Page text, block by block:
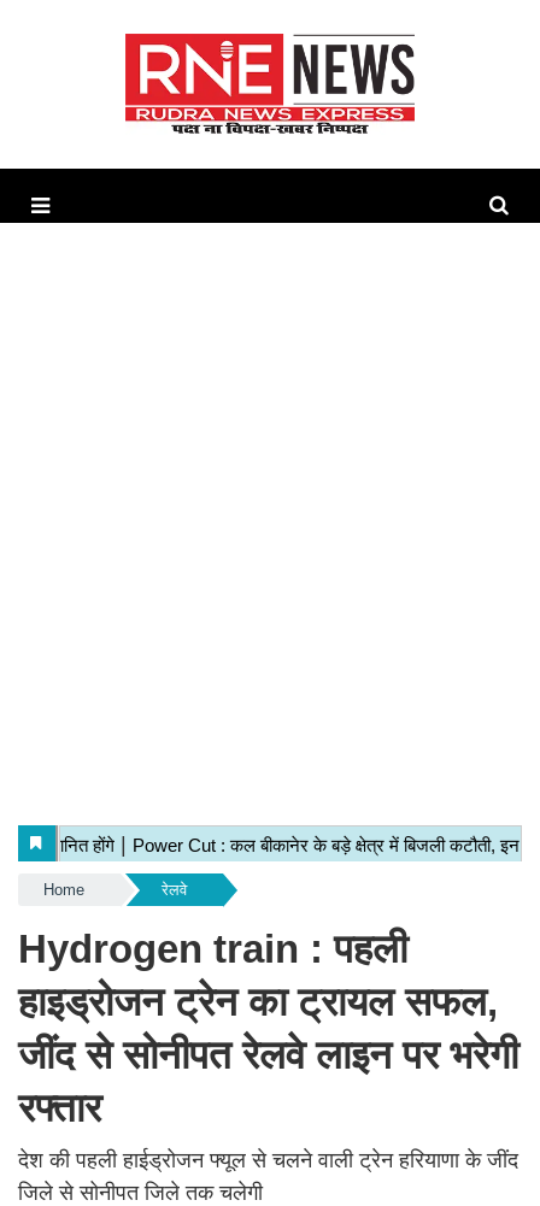
Home रेलवे
Hydrogen train : पहली
हाइड्रोजन ट्रेन का ट्रायल सफल,
जींद से सोनीपत रेलवे लाइन पर भरेगी
रफ्तार
देश की पहली हाईड्रोजन फ्यूल से चलने वाली ट्रेन हरियाणा के जींद
जिले से सोनीपत जिले तक चलेगी